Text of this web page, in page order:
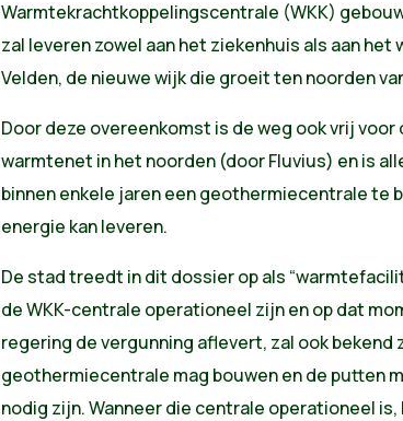
Warmtekrachtkoppelingscentrale (WKK)
zal leveren zowel aan het ziekenhuis als aan
Velden, de nieuwe wijk die groeit ten noorden
Door deze overeenkomst is de weg ook vrij voor
warmtenet in het noorden (door Fluvius) en is
binnen enkele jaren een geothermiecentrale te
energie kan leveren.
De stad treedt in dit dossier op als
de WKK-centrale operationeel zijn en op dat
regering de vergunning aflevert, zal ook bekend
geothermiecentrale mag bouwen en de putten
nodig zijn. Wanneer die centrale operationeel is,